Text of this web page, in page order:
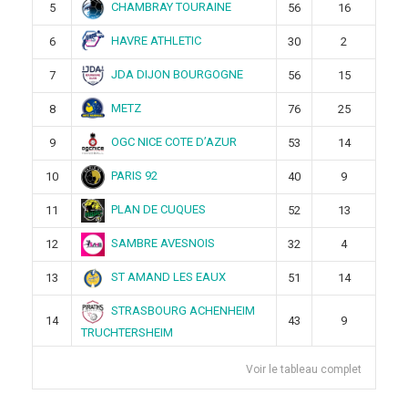
5 CHAMBRAY TOURAINE 56 16
6 HAVRE ATHLETIC 30 2
7 JDA DIJON BOURGOGNE 56 15
8 METZ 76 25
9 OGC NICE COTE D’AZUR 53 14
10 PARIS 92 40 9
11 PLAN DE CUQUES 52 13
12 SAMBRE AVESNOIS 32 4
13 ST AMAND LES EAUX 51 14
14
STRASBOURG ACHENHEIM
TRUCHTERSHEIM
43 9
Voir le tableau complet